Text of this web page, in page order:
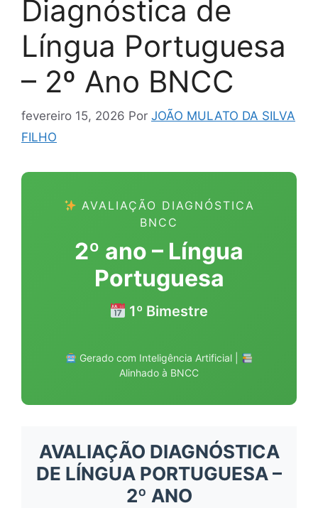
Diagnóstica de
Língua Portuguesa
– 2º Ano BNCC
fevereiro 15, 2026 Por JOÃO MULATO DA SILVA
FILHO
AVALIAÇÃO DIAGNÓSTICA
BNCC
2º ano – Língua
Portuguesa
1º Bimestre
Gerado com Inteligência Artificial |
Alinhado à BNCC
AVALIAÇÃO DIAGNÓSTICA
DE LÍNGUA PORTUGUESA –
2º ANO